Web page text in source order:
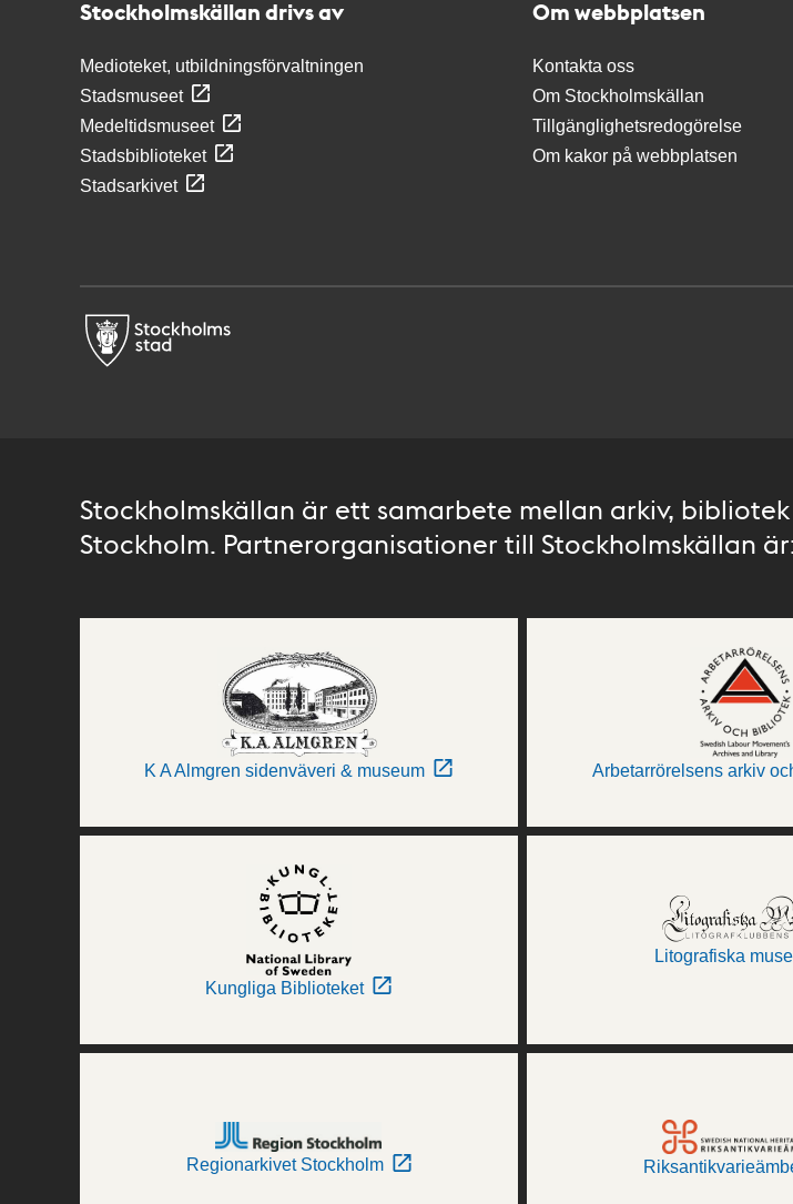
Stockholmskällan drivs av
Medioteket, utbildningsförvaltningen
Stadsmuseet
Medeltidsmuseet
Stadsbiblioteket
Stadsarkivet
Om webbplatsen
Kontakta oss
Om Stockholmskällan
Tillgänglighetsredogörelse
Om kakor på webbplatsen
Stockholmskällan är ett samarbete mellan arkiv,
Stockholm. Partnerorganisationer till Stockholmskällan
K A Almgren sidenväveri & museum Arbetarrörelsens arkiv
Kungliga Biblioteket
Litografiska
Regionarkivet Stockholm